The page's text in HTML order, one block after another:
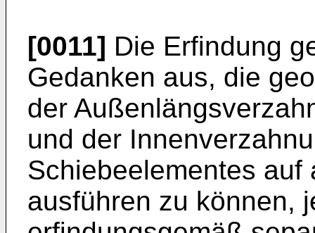
[0011] Die Erfindung
Gedanken aus, die
der
und der
Schiebeelementes
ausführen zu können,